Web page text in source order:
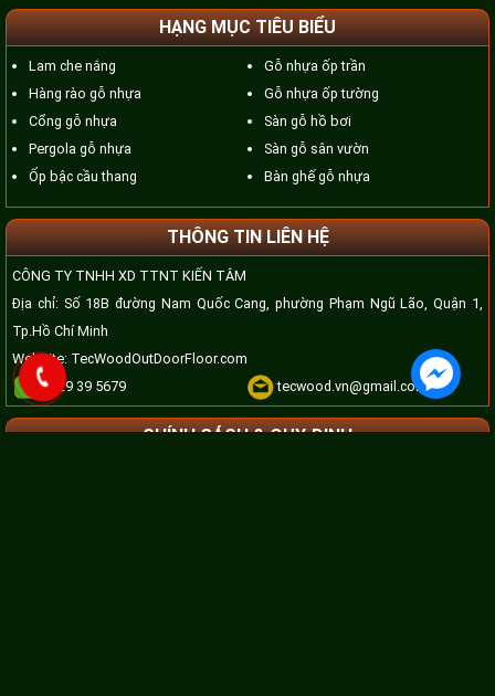
HẠNG MỤC TIÊU BIỂU
Lam che nắng
Hàng rào gỗ nhựa
Cổng gỗ nhựa
Pergola gỗ nhựa
Ốp bậc cầu thang
Gỗ nhựa ốp trần
Gỗ nhựa ốp tường
Sàn gỗ hồ bơi
Sàn gỗ sân vườn
Bàn ghế gỗ nhựa
THÔNG TIN LIÊN HỆ
CÔNG TY TNHH XD TTNT KIẾN TÂM
Địa chỉ: Số 18B đường Nam Quốc Cang, phường Phạm Ngũ Lão, Quận 1,
Tp.Hồ Chí Minh
Website: TecWoodOutDoorFloor.com
0929 39 5679
tecwood.vn@gmail.com
CHÍNH SÁCH & QUY ĐỊNH